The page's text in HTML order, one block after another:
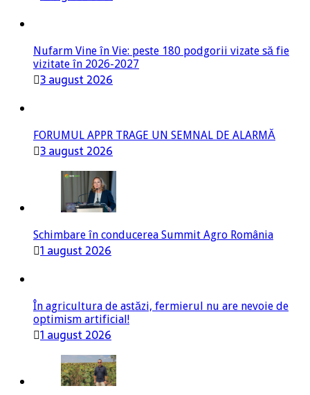
Nufarm Vine în Vie: peste 180 podgorii vizate să fie
vizitate în 2026-2027
3 august 2026
FORUMUL APPR TRAGE UN SEMNAL DE ALARMĂ
3 august 2026
Schimbare în conducerea Summit Agro România
1 august 2026
În agricultura de astăzi, fermierul nu are nevoie de
optimism artificial!
1 august 2026